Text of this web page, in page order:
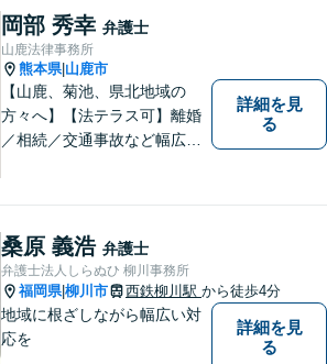
岡部 秀幸 弁護士
山鹿法律事務所
熊本県| 山鹿市
【山鹿、菊池、県北地域の
方々へ】【法テラス可】離婚
／相続／交通事故など幅広く
そう地域に法的サービスを提
供してまいります。お気軽に
ご相談を！
詳細を見
る
桑原 義浩 弁護士
弁護士法人しらぬひ 柳川事務所
福岡県|柳川市 西鉄柳川駅 から徒歩4分
地域に根ざしながら幅広い対
応を
詳細を見
る